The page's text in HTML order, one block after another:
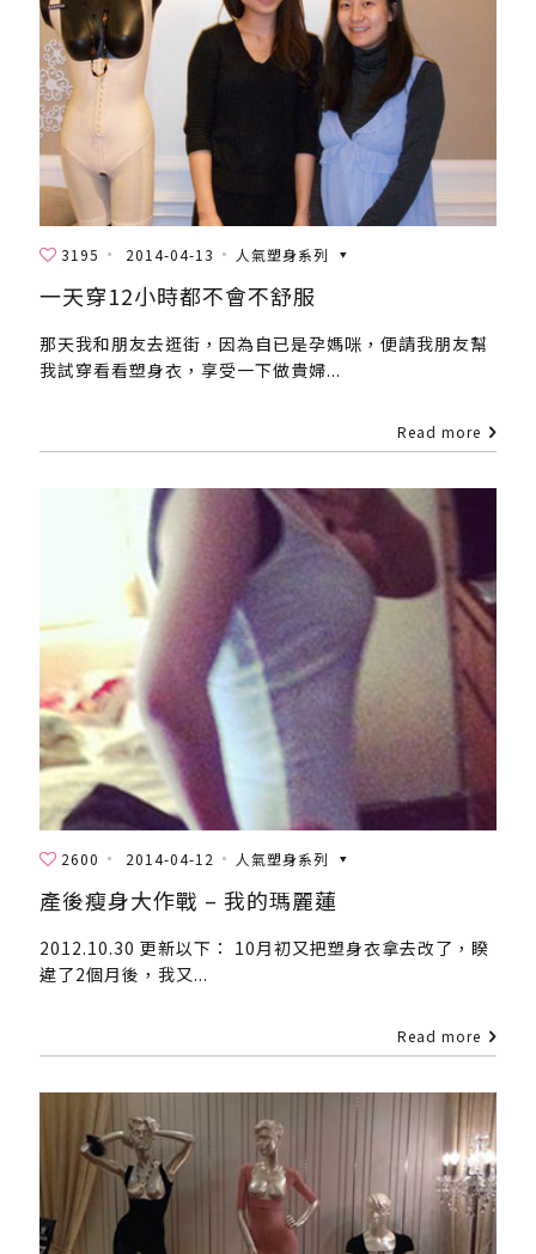
3195 2014-04-13 人氣塑身系列
一天穿12小時都不會不舒服
那天我和朋友去逛街，因為自已是孕媽咪，便請我朋友幫
我試穿看看塑身衣，享受一下做貴婦...
Read more
2600 2014-04-12 人氣塑身系列
產後瘦身大作戰 – 我的瑪麗蓮
2012.10.30 更新以下： 10月初又把塑身衣拿去改了，睽
違了2個月後，我又...
Read more